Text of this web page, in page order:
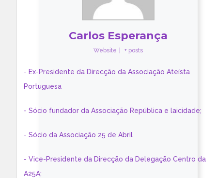
Carlos Esperança
Website + posts
- Ex-Presidente da Direcção da Associação Ateísta
Portuguesa
- Sócio fundador da Associação República e laicidade;
- Sócio da Associação 25 de Abril
- Vice-Presidente da Direcção da Delegação Centro da
A25A;